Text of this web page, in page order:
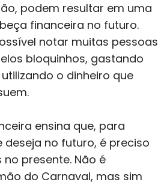
podem resultar em uma
financeira no futuro.
notar muitas pessoas
bloquinhos, gastando
o dinheiro que
ensina que, para
deseja no futuro, é preciso
presente. Não é
do Carnaval, mas sim